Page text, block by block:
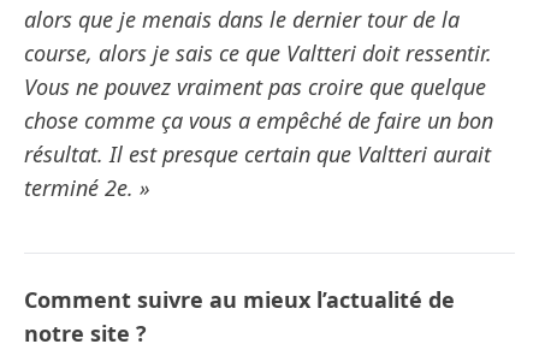
alors que je menais dans le dernier tour de la
course, alors je sais ce que Valtteri doit ressentir.
Vous ne pouvez vraiment pas croire que quelque
chose comme ça vous a empêché de faire un bon
résultat. Il est presque certain que Valtteri aurait
terminé 2e. »
Comment suivre au mieux l’actualité de
notre site ?